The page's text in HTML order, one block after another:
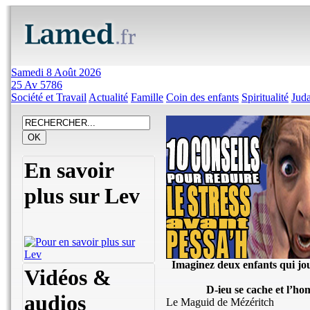
Samedi 8 Août 2026
25 Av 5786
Société et Travail Actualité Famille Coin des enfants Spiritualité
En savoir
plus sur Lev
Vidéos &
audios
Imaginez deux enfants qui
D-ieu se cache et
Le Maguid de Mézéritch